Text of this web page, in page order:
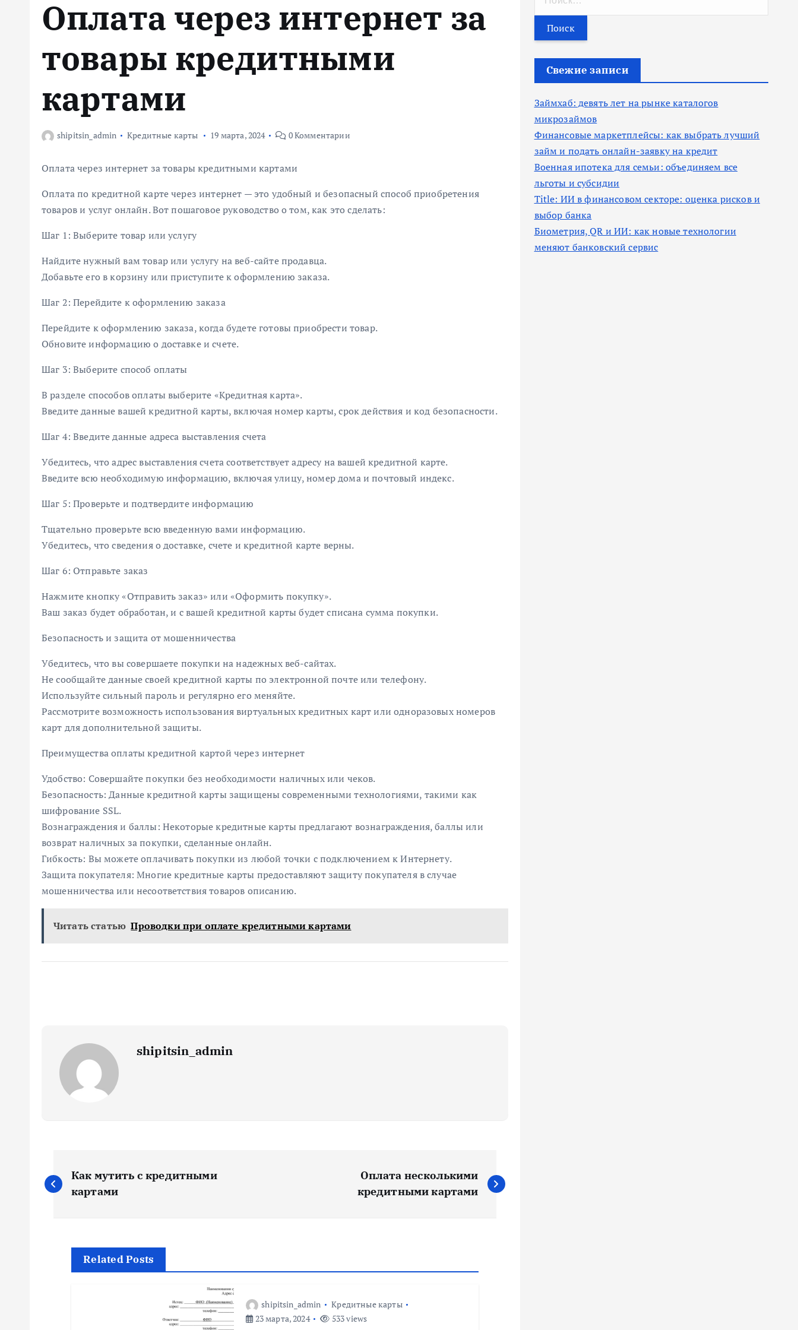
Оплата через интернет за
товары кредитными
картами
shipitsin_admin Кредитные карты 19 марта, 2024 0 Комментарии
Оплата через интернет за товары кредитными картами
Оплата по кредитной карте через интернет — это удобный и безопасный способ приобретения
товаров и услуг онлайн. Вот пошаговое руководство о том, как это сделать:
Шаг 1: Выберите товар или услугу
Найдите нужный вам товар или услугу на веб-сайте продавца.
Добавьте его в корзину или приступите к оформлению заказа.
Шаг 2: Перейдите к оформлению заказа
Перейдите к оформлению заказа, когда будете готовы приобрести товар.
Обновите информацию о доставке и счете.
Шаг 3: Выберите способ оплаты
В разделе способов оплаты выберите «Кредитная карта».
Введите данные вашей кредитной карты, включая номер карты, срок действия и код безопасности.
Шаг 4: Введите данные адреса выставления счета
Убедитесь, что адрес выставления счета соответствует адресу на вашей кредитной карте.
Введите всю необходимую информацию, включая улицу, номер дома и почтовый индекс.
Шаг 5: Проверьте и подтвердите информацию
Тщательно проверьте всю введенную вами информацию.
Убедитесь, что сведения о доставке, счете и кредитной карте верны.
Шаг 6: Отправьте заказ
Нажмите кнопку «Отправить заказ» или «Оформить покупку».
Ваш заказ будет обработан, и с вашей кредитной карты будет списана сумма покупки.
Безопасность и защита от мошенничества
Убедитесь, что вы совершаете покупки на надежных веб-сайтах.
Не сообщайте данные своей кредитной карты по электронной почте или телефону.
Используйте сильный пароль и регулярно его меняйте.
Рассмотрите возможность использования виртуальных кредитных карт или одноразовых номеров
карт для дополнительной защиты.
Преимущества оплаты кредитной картой через интернет
Удобство: Совершайте покупки без необходимости наличных или чеков.
Безопасность: Данные кредитной карты защищены современными технологиями, такими как
шифрование SSL.
Вознаграждения и баллы: Некоторые кредитные карты предлагают вознаграждения, баллы или
возврат наличных за покупки, сделанные онлайн.
Гибкость: Вы можете оплачивать покупки из любой точки с подключением к Интернету.
Защита покупателя: Многие кредитные карты предоставляют защиту покупателя в случае
мошенничества или несоответствия товаров описанию.
Читать статью Проводки при оплате кредитными картами
shipitsin_admin
Н
а
Как мутить с кредитными
картами
Оплата несколькими
кредитными картами
Related Posts
shipitsin_admin
Кредитные карты
23 марта, 2024
533 views
т
и
Свежие записи
Займхаб: девять лет на рынке каталогов
микрозаймов
Финансовые маркетплейсы: как выбрать лучший
займ и подать онлайн-заявку на кредит
Военная ипотека для семьи: объединяем все
льготы и субсидии
Title: ИИ в финансовом секторе: оценка рисков и
выбор банка
Биометрия, QR и ИИ: как новые технологии
меняют банковский сервис